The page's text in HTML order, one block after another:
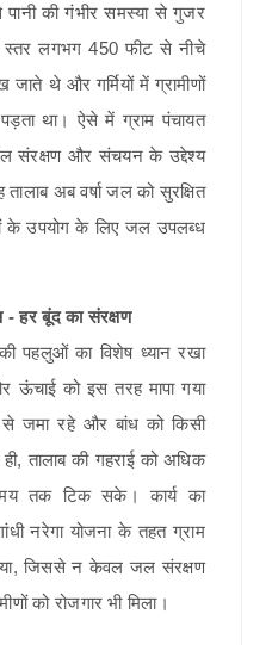
की गंभीर समस्या से गुजर
स्तर लगभग 450 फीट से नीचे
थे और गर्मियों में ग्रामीणों
था। ऐसे में ग्राम पंचायत
जल संरक्षण और संचयन के उद्देश्य
अब वर्षा जल को सुरक्षित
के उपयोग के लिए जल उपलब्ध
- हर बूंद का संरक्षण
पहलुओं का विशेष ध्यान रखा
ऊंचाई को इस तरह मापा गया
से जमा रहे और बांध को किसी
तालाब की गहराई को अधिक
तक टिक सके। कार्य का
नरेगा योजना के तहत ग्राम
जिससे न केवल जल संरक्षण
को रोजगार भी मिला।